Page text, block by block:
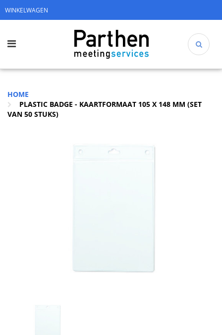
WINKELWAGEN
HOME
PLASTIC BADGE - KAARTFORMAAT 105 X 148 MM (SET
VAN 50 STUKS)